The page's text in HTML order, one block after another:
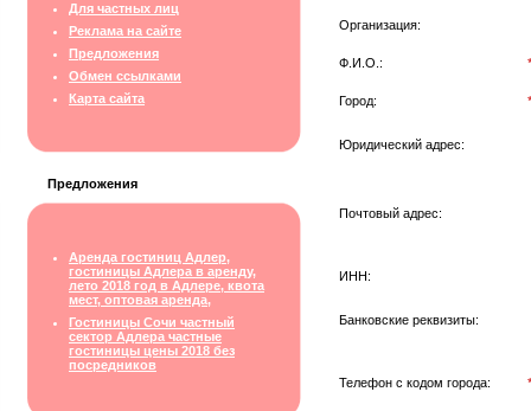
Для частных лиц
Реклама на сайте
Предложения
Обмен ссылками
Карта сайта
Предложения
Аренда гостиниц Адлер,
гостиницы Адлера в аренду,
лето 2018 год в Адлере, квота
мест, оптовая аренда,
Гостиницы Сочи частный
сектор Адлера частные
гостиницы цены 2018 без
посредников
Организация:
Ф.И.О.: *
Город: *
Юридический адрес:
Почтовый адрес:
ИНН:
Банковские реквизиты:
Телефон с кодом города: *